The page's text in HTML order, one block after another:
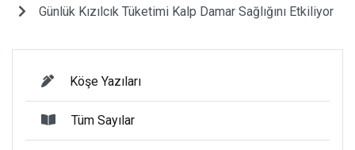
Günlük Kızılcık Tüketimi Kalp Damar Sağlığını Etkiliyor
Köşe Yazıları
Tüm Sayılar